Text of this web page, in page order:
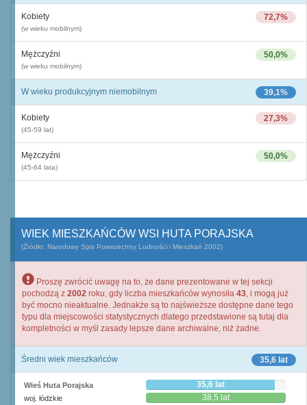
72,7%
Kobiety
(w wieku mobilnym)
50,0%
Mężczyźni
(w wieku mobilnym)
39,1%
W wieku produkcyjnym niemobilnym
27,3%
Kobiety
(45-59 lat)
50,0%
Mężczyźni
(45-64 lata)
WIEK MIESZKAŃCÓW WSI HUTA PORAJSKA
(Źródło: Narodowy Spis Powszechny Ludności i Mieszkań 2002)
Proszę zwrócić uwagę na to, że dane prezentowane w tej sekcji
pochodzą z 2002 roku, gdy liczba mieszkańców wynosiła 43, i mogą już
być mocno nieaktualne. Jednakże są to najświeższe dostępne dane tego
typu dla miejscowości statystycznych dlatego przedstawione są tutaj dla
kompletności w myśl zasady lepsze dane archiwalne, niż żadne.
35,6 lat
Średni wiek mieszkańców
Wieś Huta Porajska 35,6 lat
woj. łódzkie 38,5 lat